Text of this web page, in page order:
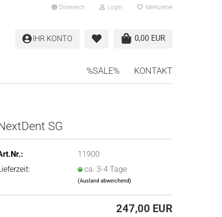
Österreich Login Merkzettel
0,00 EUR
IHR KONTO
%SALE% KONTAKT
SG
11900
ca. 3-4 Tage
(Ausland abweichend)
247,00 EUR